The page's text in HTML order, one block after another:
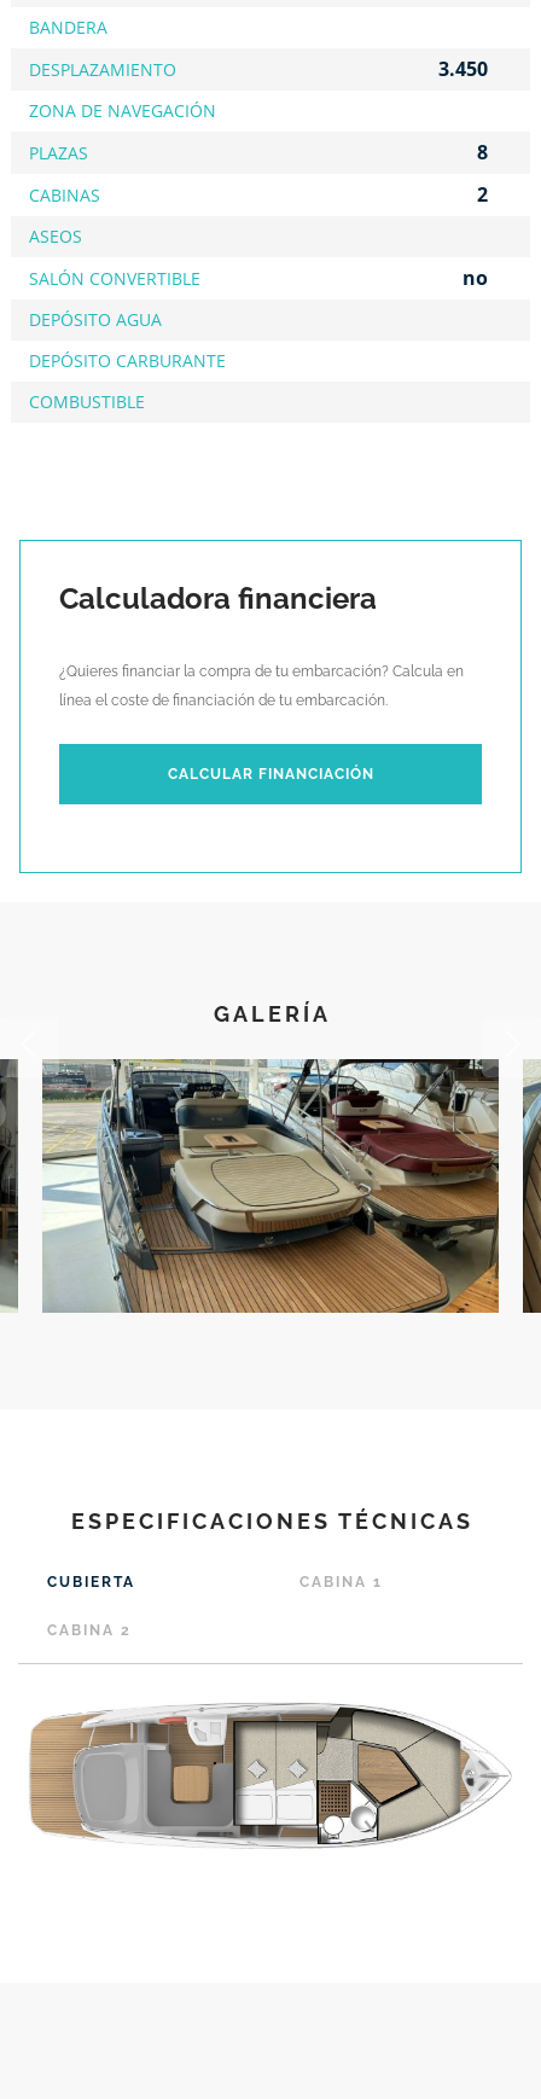
BANDERA
DESPLAZAMIENTO
3.450
ZONA DE NAVEGACIÓN
PLAZAS
8
CABINAS 2
ASEOS
SALÓN CONVERTIBLE
no
DEPÓSITO AGUA
DEPÓSITO CARBURANTE
COMBUSTIBLE
Calculadora financiera
¿Quieres financiar la compra de tu embarcación? Calcula en
línea el coste de financiación de tu embarcación.
CALCULAR FINANCIACIÓN
GALERÍA
ESPECIFICACIONES TÉCNICAS
CUBIERTA CABINA 1
CABINA 2